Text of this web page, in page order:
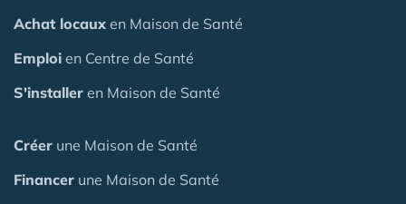
Achat locaux en Maison de Santé
Emploi en Centre de Santé
S'installer en Maison de Santé
Créer une Maison de Santé
Financer une Maison de Santé